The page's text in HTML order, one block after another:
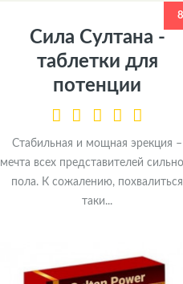
Сила Султана -
таблетки для
потенции
Стабильная и мощная эрекция –
мечта всех представителей
пола. К сожалению, похвалиться
таки...